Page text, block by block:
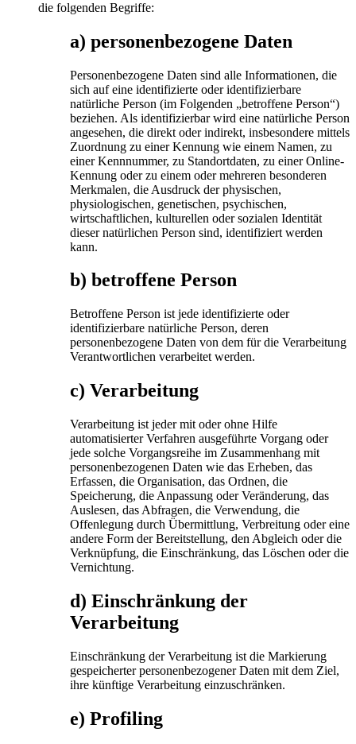
die folgenden Begriffe:
a) personenbezogene Daten
Personenbezogene Daten sind alle Informationen, die
sich auf eine identifizierte oder identifizierbare
natürliche Person (im Folgenden „betroffene Person“)
beziehen. Als identifizierbar wird eine natürliche Person
angesehen, die direkt oder indirekt, insbesondere mittels
Zuordnung zu einer Kennung wie einem Namen, zu
einer Kennnummer, zu Standortdaten, zu einer Online-
Kennung oder zu einem oder mehreren besonderen
Merkmalen, die Ausdruck der physischen,
physiologischen, genetischen, psychischen,
wirtschaftlichen, kulturellen oder sozialen Identität
dieser natürlichen Person sind, identifiziert werden
kann.
b) betroffene Person
Betroffene Person ist jede identifizierte oder
identifizierbare natürliche Person, deren
personenbezogene Daten von dem für die Verarbeitung
Verantwortlichen verarbeitet werden.
c) Verarbeitung
Verarbeitung ist jeder mit oder ohne Hilfe
automatisierter Verfahren ausgeführte Vorgang oder
jede solche Vorgangsreihe im Zusammenhang mit
personenbezogenen Daten wie das Erheben, das
Erfassen, die Organisation, das Ordnen, die
Speicherung, die Anpassung oder Veränderung, das
Auslesen, das Abfragen, die Verwendung, die
Offenlegung durch Übermittlung, Verbreitung oder eine
andere Form der Bereitstellung, den Abgleich oder die
Verknüpfung, die Einschränkung, das Löschen oder die
Vernichtung.
d) Einschränkung der
Verarbeitung
Einschränkung der Verarbeitung ist die Markierung
gespeicherter personenbezogener Daten mit dem Ziel,
ihre künftige Verarbeitung einzuschränken.
e) Profiling